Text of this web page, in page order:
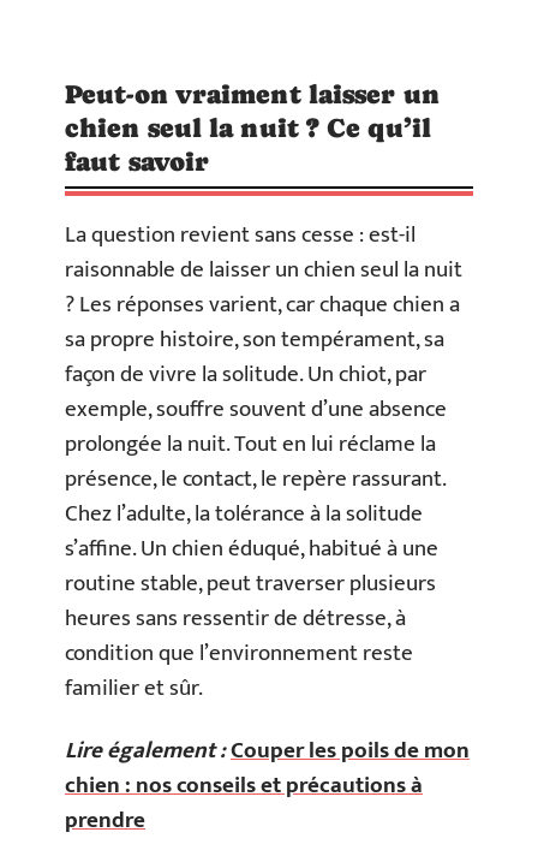
Peut-on vraiment laisser un
chien seul la nuit ? Ce qu’il
faut savoir
La question revient sans cesse : est-il
raisonnable de laisser un chien seul la nuit
? Les réponses varient, car chaque chien a
sa propre histoire, son tempérament, sa
façon de vivre la solitude. Un chiot, par
exemple, souffre souvent d’une absence
prolongée la nuit. Tout en lui réclame la
présence, le contact, le repère rassurant.
Chez l’adulte, la tolérance à la solitude
s’affine. Un chien éduqué, habitué à une
routine stable, peut traverser plusieurs
heures sans ressentir de détresse, à
condition que l’environnement reste
familier et sûr.
Lire également :Couper les poils de mon
chien : nos conseils et précautions à
prendre